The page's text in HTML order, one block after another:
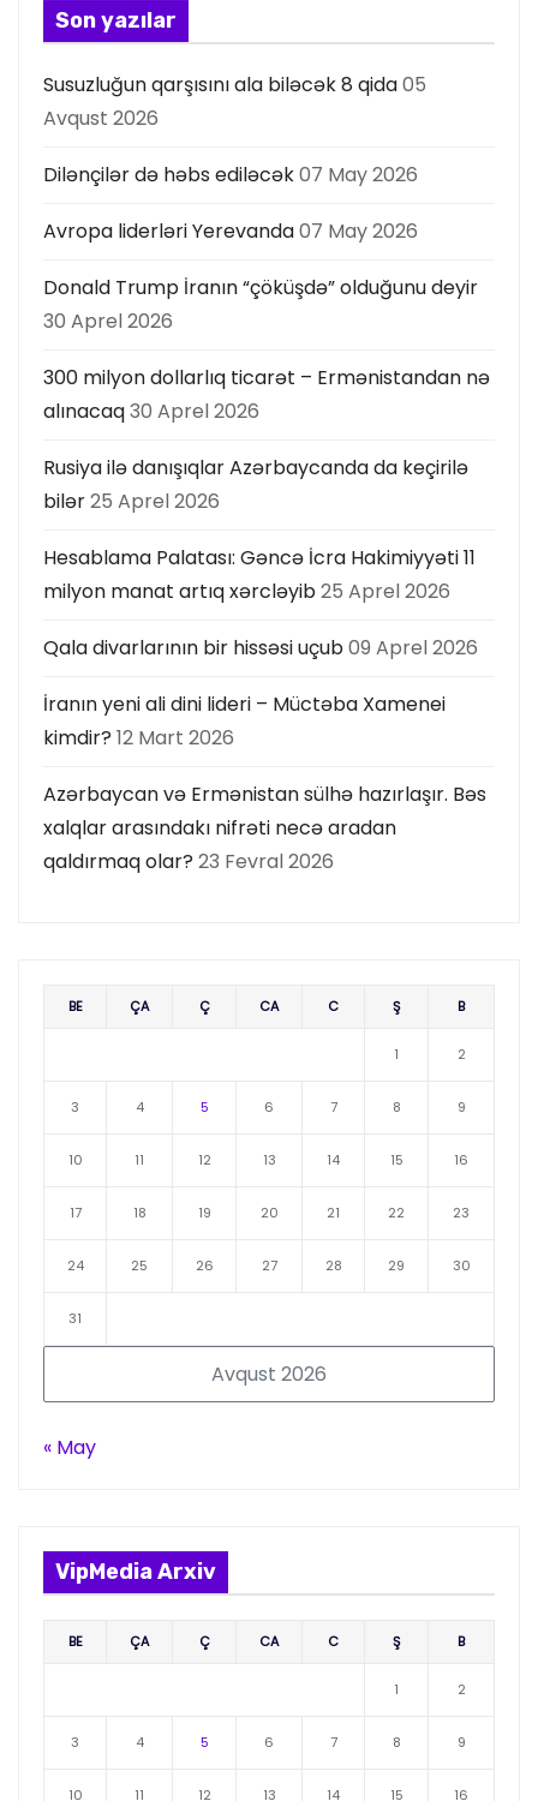
a
s
Son yazılar
Susuzluğun qarşısını ala biləcək 8 qida05
Avqust 2026
Dilənçilər də həbs ediləcək07 May 2026
Avropa liderləri Yerevanda07 May 2026
Donald Trump İranın “çöküşdə” olduğunu deyir
30 Aprel 2026
300 milyon dollarlıq ticarət – Ermənistandan nə
alınacaq30 Aprel 2026
Rusiya ilə danışıqlar Azərbaycanda da keçirilə
bilər25 Aprel 2026
Hesablama Palatası: Gəncə İcra Hakimiyyəti 11
milyon manat artıq xərcləyib25 Aprel 2026
Qala divarlarının bir hissəsi uçub09 Aprel 2026
İranın yeni ali dini lideri – Müctəba Xamenei
kimdir? 12 Mart 2026
Azərbaycan və Ermənistan sülhə hazırlaşır. Bəs
xalqlar arasındakı nifrəti necə aradan
qaldırmaq olar? 23 Fevral 2026
Avqust 2026
BE ÇA Ç CA C Ş B
1 2
3 4 5 6 7 8 9
10 11 12 13 14 15 16
17 18 19 20 21 22 23
24 25 26 27 28 29 30
31
« May
VipMedia Arxiv
BE ÇA Ç CA C Ş B
1 2
3 4 5 6 7 8 9
10 11 12 13 14 15 16